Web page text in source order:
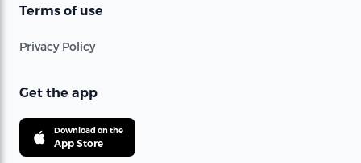
Terms of use
Privacy Policy
Get the app
Download on the
App Store